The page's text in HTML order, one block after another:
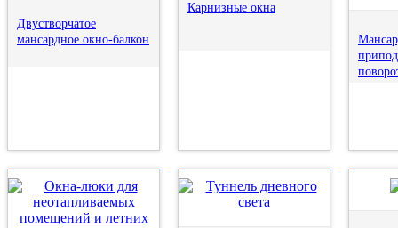
Двустворчатое
мансардное окно-балкон
Карнизные окна